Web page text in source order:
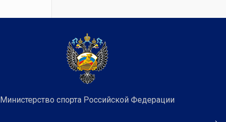
Министерство спорта Российской Федерации